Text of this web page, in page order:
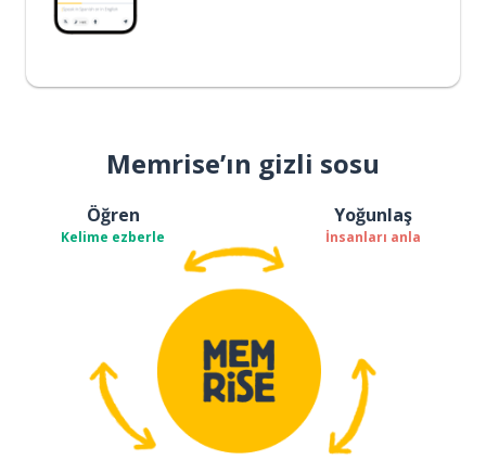
Memrise’ın gizli sosu
Öğren
Kelime ezberle
Yoğunlaş
İnsanları anla